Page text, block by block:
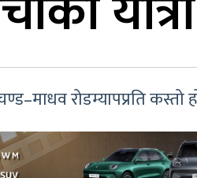
रोडम्यापप्रति कस्तो